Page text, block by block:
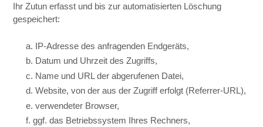
Ihr Zutun erfasst und bis zur automatisierten Löschung
gespeichert:
a. IP-Adresse des anfragenden Endgeräts,
b. Datum und Uhrzeit des Zugriffs,
c. Name und URL der abgerufenen Datei,
d. Website, von der aus der Zugriff erfolgt (Referrer-URL),
e. verwendeter Browser,
f. ggf. das Betriebssystem Ihres Rechners,